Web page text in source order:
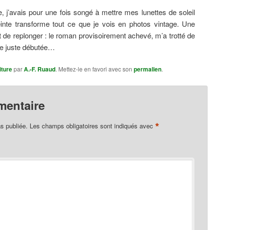
j’avais pour une fois songé à mettre mes lunettes de soleil
transforme tout ce que je vois en photos vintage. Une
replonger : le roman provisoirement achevé, m’a trotté de
juste débutée…
parA.-F. Ruaud. Mettez-le en favori avec son permalien.
publiée. Les champs obligatoires sont indiqués avec *